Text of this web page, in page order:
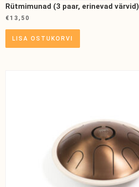
Rütmimunad (3 paar, erinevad värvid)
€ 13,50
LISA OSTUKORVI